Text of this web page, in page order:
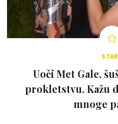
Uoči Met Gale,
prokletstvu. Kažu
mnoge